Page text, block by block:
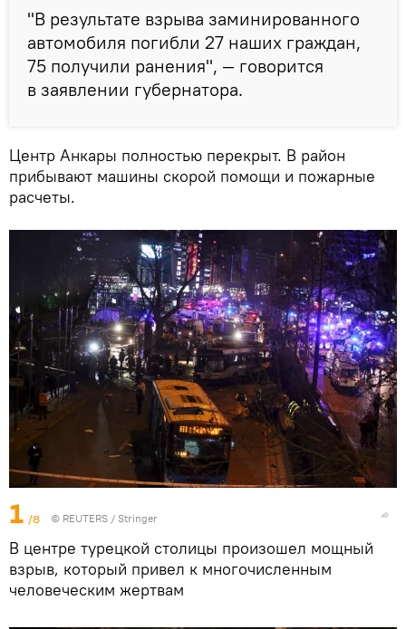
"В результате взрыва заминированного
автомобиля погибли 27 наших граждан,
75 получили ранения", — говорится
в заявлении губернатора.
Центр Анкары полностью перекрыт. В район
прибывают машины скорой помощи и пожарные
расчеты.
1 /8 © REUTERS / Stringer
В центре турецкой столицы произошел мощный
взрыв, который привел к многочисленным
человеческим жертвам